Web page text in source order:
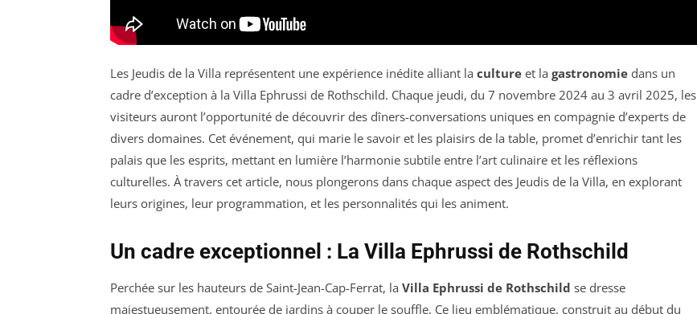
Les Jeudis de la Villa représentent une expérience inédite alliant la culture et la gastronomie dans un
cadre d’exception à la Villa Ephrussi de Rothschild. Chaque jeudi, du 7 novembre 2024 au 3 avril 2025, les
visiteurs auront l’opportunité de découvrir des dîners-conversations uniques en compagnie d’experts de
divers domaines. Cet événement, qui marie le savoir et les plaisirs de la table, promet d’enrichir tant les
palais que les esprits, mettant en lumière l’harmonie subtile entre l’art culinaire et les réflexions
culturelles. À travers cet article, nous plongerons dans chaque aspect des Jeudis de la Villa, en explorant
leurs origines, leur programmation, et les personnalités qui les animent.
Un cadre exceptionnel : La Villa Ephrussi de Rothschild
Perchée sur les hauteurs de Saint-Jean-Cap-Ferrat, la Villa Ephrussi de Rothschild se dresse
majestueusement, entourée de jardins à couper le souffle. Ce lieu emblématique, construit au début du